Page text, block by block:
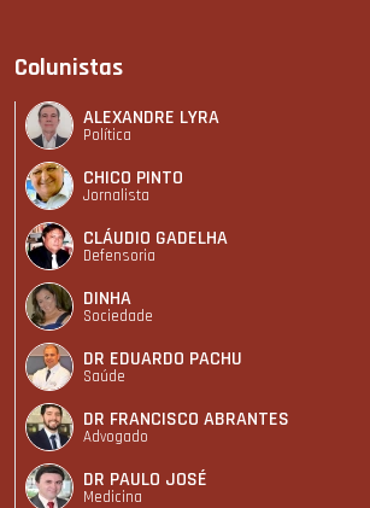
Colunistas
ALEXANDRE LYRA
Política
CHICO PINTO
Jornalista
CLÁUDIO GADELHA
Defensoria
DINHA
Sociedade
DR EDUARDO PACHU
Saúde
DR FRANCISCO ABRANTES
Advogado
DR PAULO JOSÉ
Medicina